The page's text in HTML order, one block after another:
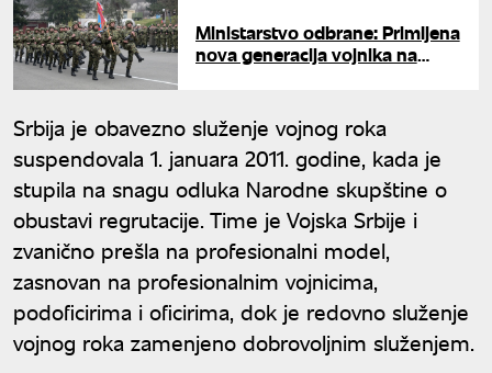
Ministarstvo odbrane: Primljena
nova generacija vojnika na
Srbija je obavezno služenje vojnog roka
suspendovala 1. januara 2011. godine, kada je
stupila na snagu odluka Narodne skupštine o
obustavi regrutacije. Time je Vojska Srbije i
zvanično prešla na profesionalni model,
zasnovan na profesionalnim vojnicima,
podoficirima i oficirima, dok je redovno služenje
vojnog roka zamenjeno dobrovoljnim služenjem.